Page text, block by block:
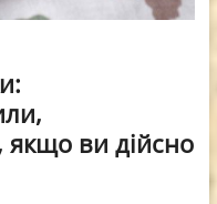
якщо ви дійсно